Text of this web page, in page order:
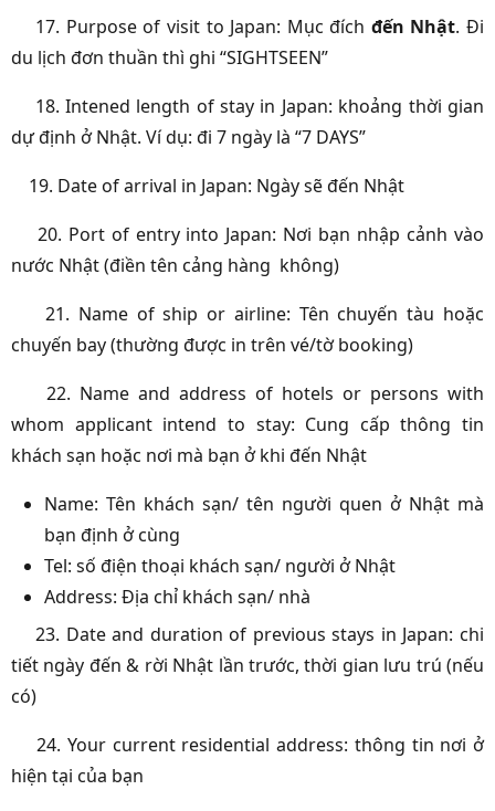
17. Purpose of visit to Japan: Mục đích đến Nhật. Đi
du lịch đơn thuần thì ghi “SIGHTSEEN”
18. Intened length of stay in Japan: khoảng thời gian
dự định ở Nhật. Ví dụ: đi 7 ngày là “7 DAYS”
19. Date of arrival in Japan: Ngày sẽ đến Nhật
20. Port of entry into Japan: Nơi bạn nhập cảnh vào
nước Nhật (điền tên cảng hàng không)
21. Name of ship or airline: Tên chuyến tàu hoặc
chuyến bay (thường được in trên vé/tờ booking)
22. Name and address of hotels or persons with
whom applicant intend to stay: Cung cấp thông tin
khách sạn hoặc nơi mà bạn ở khi đến Nhật
Name: Tên khách sạn/ tên người quen ở Nhật mà
bạn định ở cùng
Tel: số điện thoại khách sạn/ người ở Nhật
Address: Địa chỉ khách sạn/ nhà
23. Date and duration of previous stays in Japan: chi
tiết ngày đến & rời Nhật lần trước, thời gian lưu trú (nếu
có)
24. Your current residential address: thông tin nơi ở
hiện tại của bạn